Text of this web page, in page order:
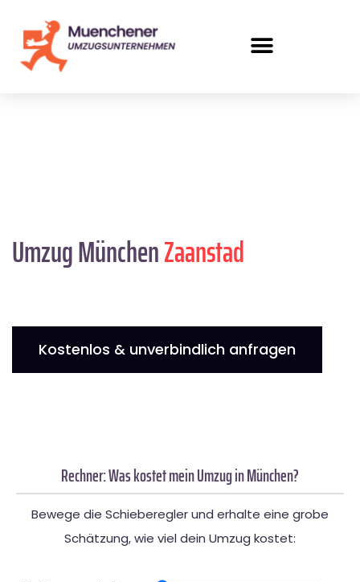
Umzug MünchenZaanstad
Kostenlos & unverbindlich anfragen
Rechner: Was kostet mein Umzug in München?
Bewege die Schieberegler und erhalte eine grobe
Schätzung, wie viel dein Umzug kostet: